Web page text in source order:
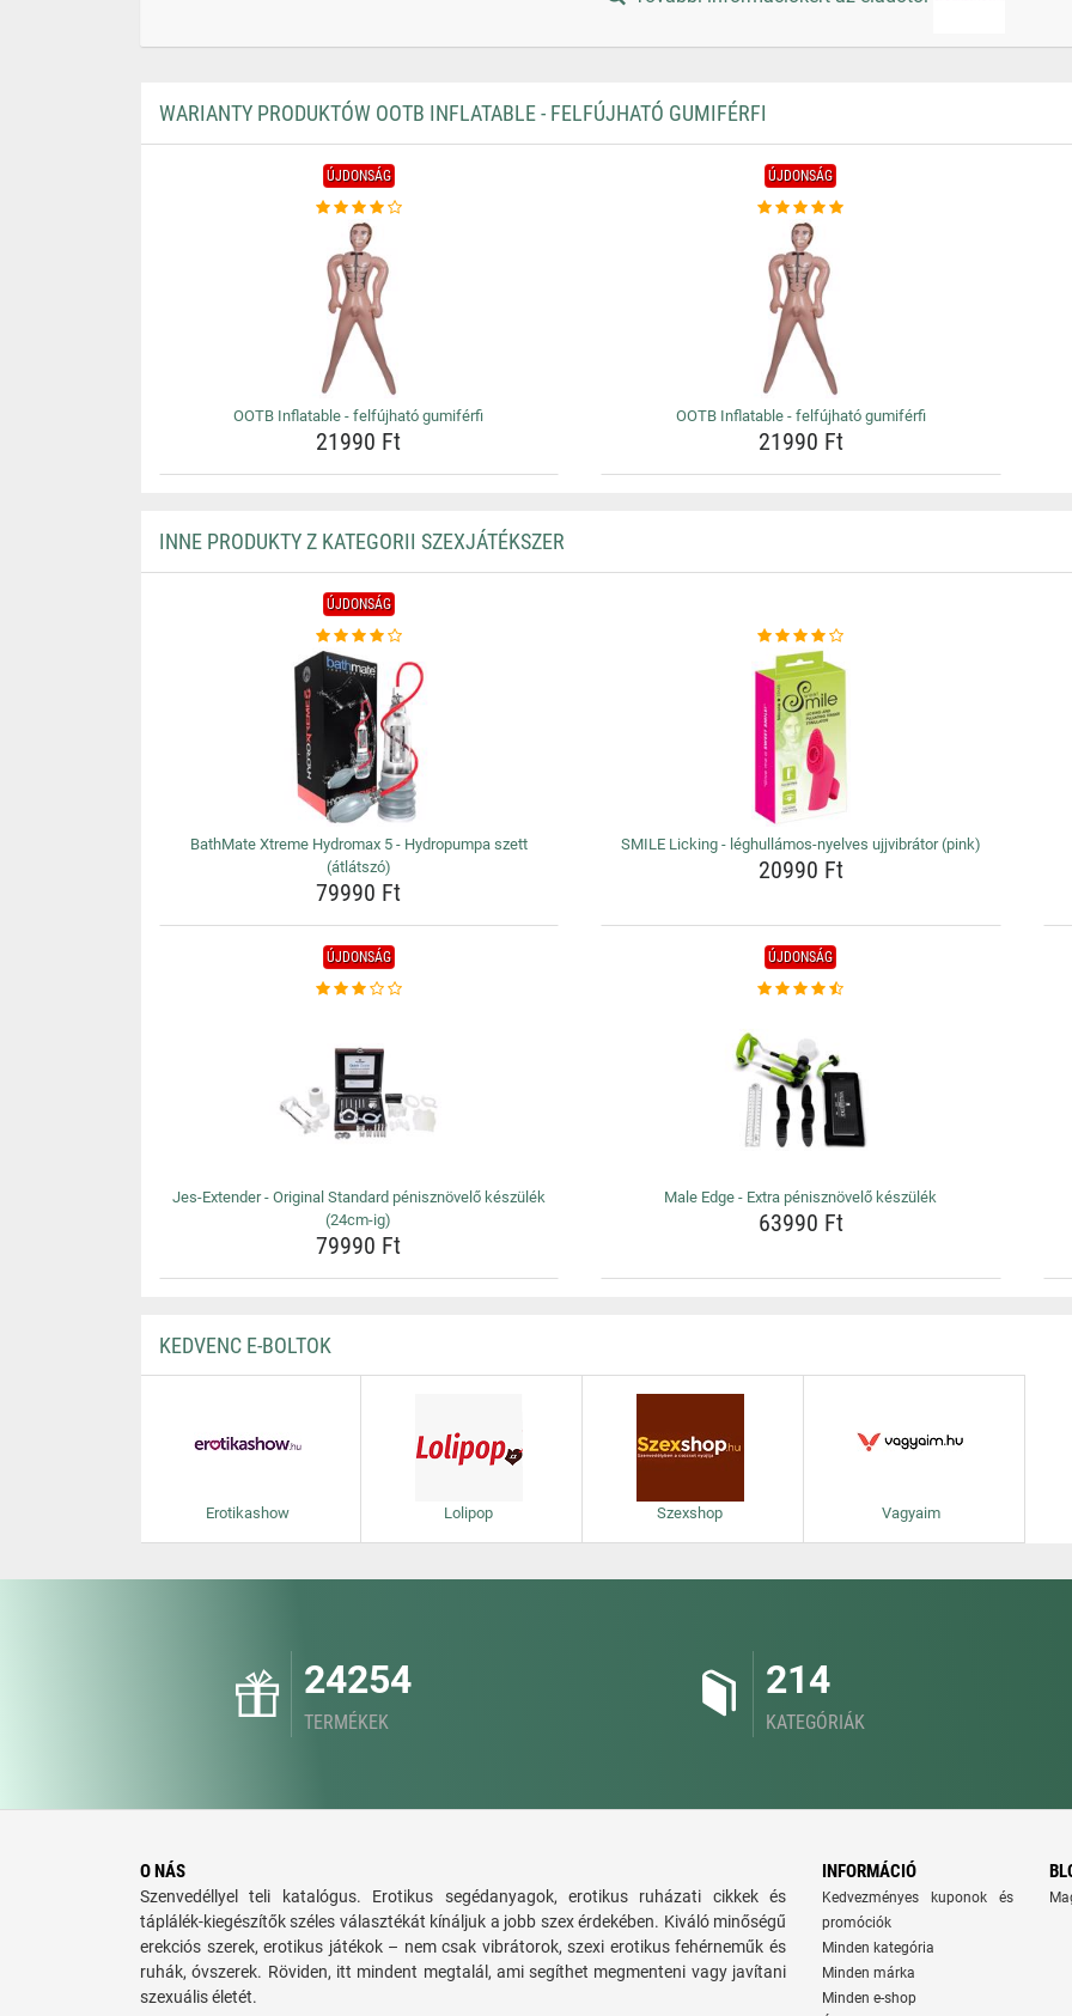
WARIANTY PRODUKTÓW OOTB INFLATABLE - FELFÚJHATÓ GUMIFÉRFI
ÚJDONSÁG
OOTB Inflatable - felfújható gumiférfi
21990 Ft
ÚJDONSÁG
OOTB Inflatable - felfújható gumiférfi
21990 Ft
INNE PRODUKTY Z KATEGORII SZEXJÁTÉKSZER
ÚJDONSÁG
BathMate Xtreme Hydromax 5 - Hydropumpa szett
(átlátszó)
79990 Ft
SMILE Licking - léghullámos-nyelves ujjvibrátor (pink)
20990 Ft
ÚJDONSÁG
Jes-Extender - Original Standard pénisznövelő készülék
(24cm-ig)
79990 Ft
ÚJDONSÁG
Male Edge - Extra pénisznövelő készülék
63990 Ft
KEDVENC E-BOLTOK
Erotikashow Lolipop Szexshop Vagyaim
24254
TERMÉKEK
214
KATEGÓRIÁK
O NÁS
Szenvedéllyel teli katalógus. Erotikus segédanyagok, erotikus ruházati cikkek és
táplálék-kiegészítők széles választékát kínáljuk a jobb szex érdekében. Kiváló minőségű
erekciós szerek, erotikus játékok – nem csak vibrátorok, szexi erotikus fehérneműk és
ruhák, óvszerek. Röviden, itt mindent megtalál, ami segíthet megmenteni vagy javítani
szexuális életét.
INFORMÁCIÓ
Kedvezményes kuponok és
promóciók
Minden kategória
Minden márka
Minden e-shop